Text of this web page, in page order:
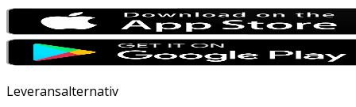
Leveransalternativ